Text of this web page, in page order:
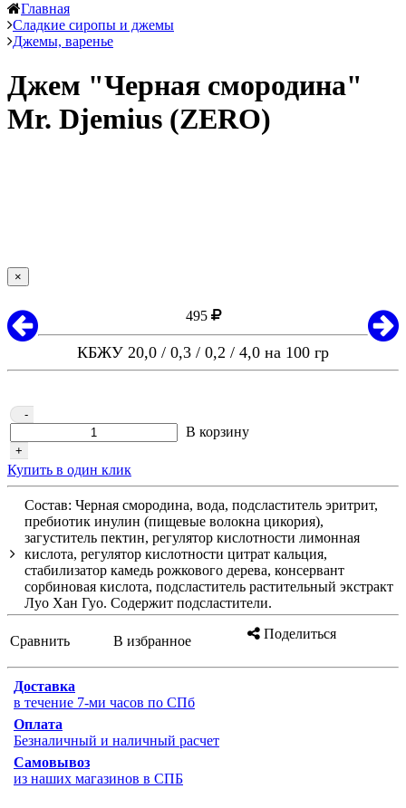
Главная
Сладкие сиропы и джемы
Джемы, варенье
Джем "Черная смородина"
Mr. Djemius (ZERO)
×
495
КБЖУ 20,0 / 0,3 / 0,2 / 4,0 на 100 гр
-
+
В корзину
Купить в один клик
Состав: Черная смородина, вода, подсластитель эритрит,
пребиотик инулин (пищевые волокна цикория),
загуститель пектин, регулятор кислотности лимонная
кислота, регулятор кислотности цитрат кальция,
стабилизатор камедь рожкового дерева, консервант
сорбиновая кислота, подсластитель растительный экстракт
Луо Хан Гуо. Содержит подсластители.
Сравнить В избранное Поделиться
Доставка
в течение 7-ми часов по СПб
Оплата
Безналичный и наличный расчет
Самовывоз
из наших магазинов в СПБ